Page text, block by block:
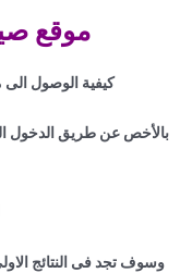
موقع
كيفية الوصول
بالأخص عن طريق الدخول
وسوف تجد فى النتائج